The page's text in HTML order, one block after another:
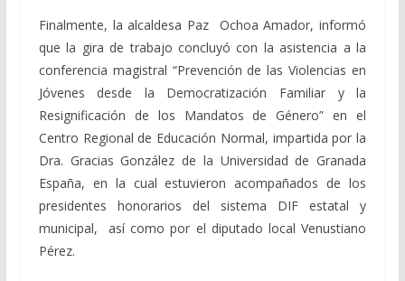
Finalmente, la alcaldesa Paz Ochoa Amador, informó
que la gira de trabajo concluyó con la asistencia a la
conferencia magistral “Prevención de las Violencias en
Jóvenes desde la Democratización Familiar y la
Resignificación de los Mandatos de Género” en el
Centro Regional de Educación Normal, impartida por la
Dra. Gracias González de la Universidad de Granada
España, en la cual estuvieron acompañados de los
presidentes honorarios del sistema DIF estatal y
municipal, así como por el diputado local Venustiano
Pérez.